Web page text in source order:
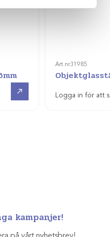
Art.nr31985
Logga in för att
kampanjer!